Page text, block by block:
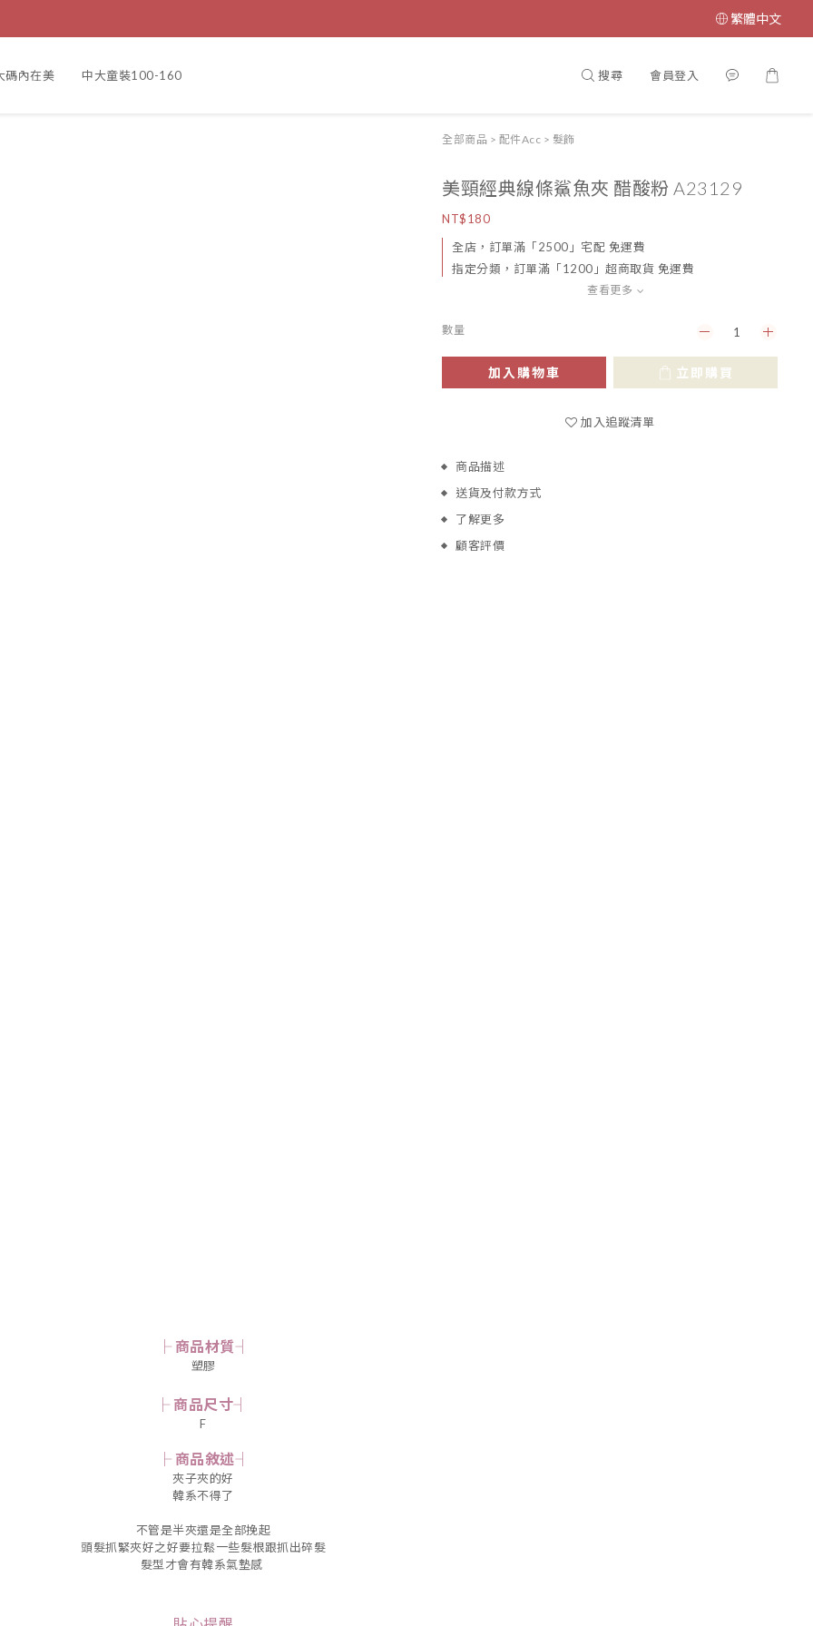
繁體中文
碼內在美 中大童裝100-160 搜尋 會員登入
全部商品 > 配件Acc > 髮飾
美頸經典線條鯊魚夾 醋酸粉 A23129
NT$180
全店，訂單滿「2500」宅配 免運費
指定分類，訂單滿「1200」超商取貨 免運費
查看更多
數量
加入購物車 立即購買
加入追蹤清單
商品描述
送貨及付款方式
了解更多
顧客評價
├ 商品材質┤
塑膠
├ 商品尺寸┤
F
├ 商品敘述┤
夾子夾的好
韓系不得了
不管是半夾還是全部挽起
頭髮抓緊夾好之好要拉鬆一些髮根跟抓出碎髮
髮型才會有韓系氣墊感